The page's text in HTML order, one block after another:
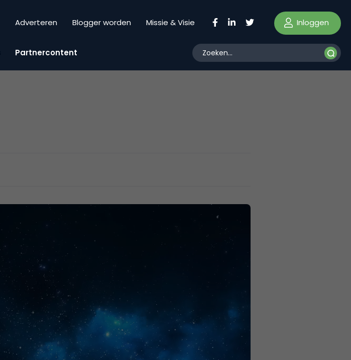
Adverteren Blogger worden Missie & Visie Inloggen
Partnercontent